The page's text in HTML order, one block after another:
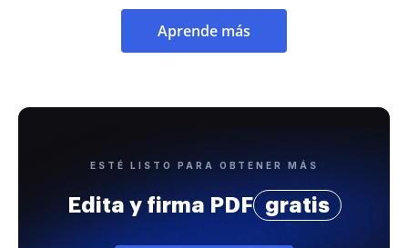
Aprende más
ESTÉ LISTO PARA OBTENER MÁS
Edita y firma PDF gratis